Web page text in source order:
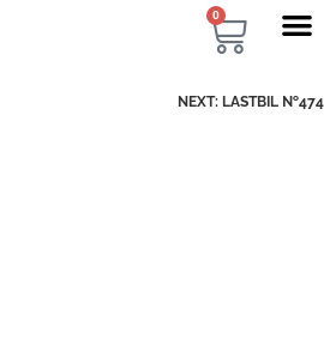
0
NEXT: LASTBIL №474